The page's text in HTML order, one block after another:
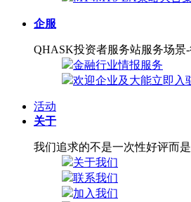
企服
QHASK投资者服务站服务场景
金融行业情报服务
欢迎企业及大能立即入
活动
关于
我们追求的不是一次性好评而
关于我们
联系我们
加入我们